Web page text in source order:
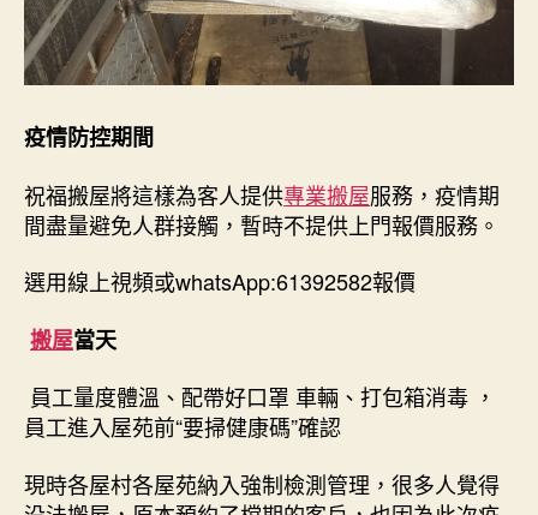
疫情防控期間
祝福搬屋將這樣為客人提供專業搬屋服務，疫情期
間盡量避免人群接觸，暫時不提供上門報價服務。
選用線上視頻或whatsApp:61392582報價
搬屋當天
員工量度體溫、配帶好口罩 車輛、打包箱消毒 ，
員工進入屋苑前“要掃健康碼”確認
現時各屋村各屋苑納入強制檢測管理，很多人覺得